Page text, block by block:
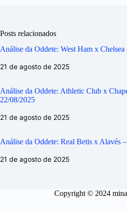
Posts relacionados
Análise da Oddete: West Ham x
21 de agosto de 2025
Análise da Oddete: Athletic Club x
22/08/2025
21 de agosto de 2025
Análise da Oddete: Real Betis x Alavés
21 de agosto de 2025
Copyright © 2024